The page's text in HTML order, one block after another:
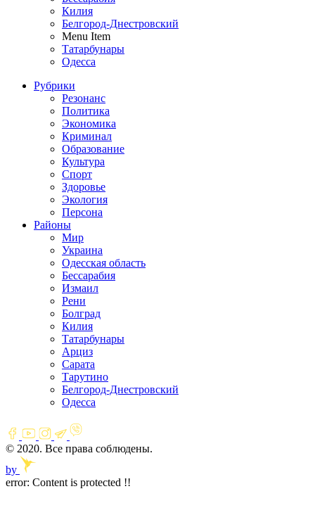
Килия
Белгород-Днестровский
Menu Item
Татарбунары
Одесса
Рубрики
Резонанс
Политика
Экономика
Криминал
Образование
Культура
Спорт
Здоровье
Экология
Персона
Районы
Мир
Украина
Одесская область
Бессарабия
Измаил
Рени
Болград
Килия
Татарбунары
Арциз
Сарата
Тарутино
Белгород-Днестровский
Одесса
© 2020. Все права соблюдены.
by
error: Content is protected !!